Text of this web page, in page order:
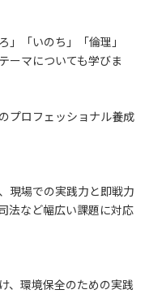
「いのち」「倫理」
ーマについても学びま
プロフェッショナル養成
現場での実践力と即戦力
法など幅広い課題に対応
、環境保全のための実践